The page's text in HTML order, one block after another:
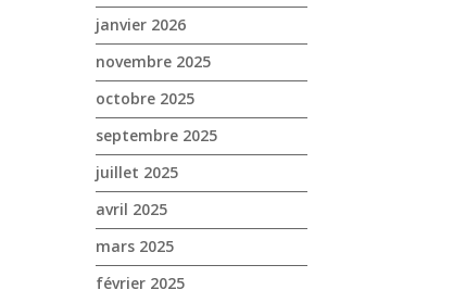
janvier 2026
novembre 2025
octobre 2025
septembre 2025
juillet 2025
avril 2025
mars 2025
février 2025